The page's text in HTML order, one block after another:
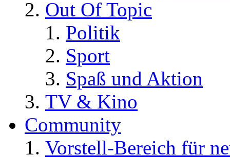
Out Of Topic
Politik
Sport
Spaß und Aktion
TV & Kino
Community
Vorstell-Bereich für